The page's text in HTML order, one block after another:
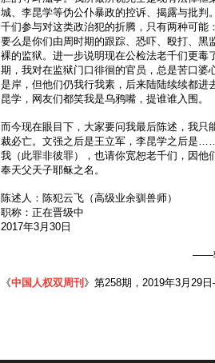
城、李昆学等伪公仆暴政的控诉、揭露与批判
千们参与对这类政治犯的折腾，只有两种可能
要么是你们由周时期的跟踪、恐吓、殴打、黑
裸的监狱。进一步说明现在公检法老千们更毒
期，我对在监狱门口徘徊的官员，总是苦口婆
是岸，但他们仍我行我素，后来陆陆续续都进
昆学，网友们都笑我是乌鸦嘴，提谁谁入围。
而今现在眼目下，大家要问我最后陈述，我只
裁必亡。文强之后是王立军，李昆学之后是
我（此罪非彼罪），也请你宽恕老千们，因他
奉天父天子耶稣之名。
陈述人：陈犯云飞（高级业余驯兽师）
职称：正在晋级中
2017年3月30日
——
《中国人权双周刊 》第258期，2019年3月29